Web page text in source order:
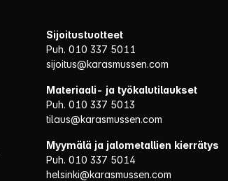
Sijoitustuotteet
Puh. 010 337 5011
sijoitus@karasmussen.com
Materiaali- ja työkalutilaukset
Puh. 010 337 5013
tilaus@karasmussen.com
Myymälä ja jalometallien kierrätys
Puh. 010 337 5014
helsinki@karasmussen.com